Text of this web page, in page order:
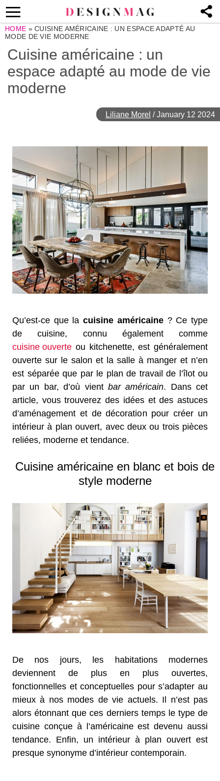
HOME »CUISINE AMÉRICAINE : UN ESPACE ADAPTÉ AU
MODE DE VIE MODERNE
Cuisine américaine : un
espace adapté au mode de vie
moderne
Liliane Morel /January 12 2024
Qu’est-ce que lacuisine américaine? Ce type
de cuisine, connu également comme
cuisine ouverte ou kitchenette, est généralement
ouverte sur le salon et la salle à manger et n’en
est séparée que par le plan de travail de l’îlot ou
par un bar, d’où vient bar américain. Dans cet
article, vous trouverez des idées et des astuces
d’aménagement et de décoration pour créer un
intérieur à plan ouvert, avec deux ou trois pièces
reliées, moderne et tendance.
Cuisine américaine en blanc et bois de
style moderne
De nos jours, les habitations modernes
deviennent de plus en plus ouvertes,
fonctionnelles et conceptuelles pour s’adapter au
mieux à nos modes de vie actuels. Il n’est pas
alors étonnant que ces derniers temps le type de
cuisine conçue à l’américaine est devenu aussi
tendance. Enfin, un intérieur à plan ouvert est
presque synonyme d’intérieur contemporain.